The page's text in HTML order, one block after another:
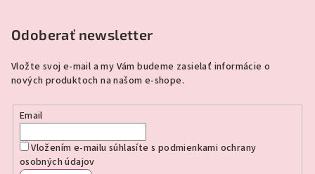
Odoberať newsletter
Vložte svoj e-mail a my Vám budeme zasielať informácie o
nových produktoch na našom e-shope.
Email
Vložením e-mailu súhlasíte s podmienkami ochrany
osobných údajov